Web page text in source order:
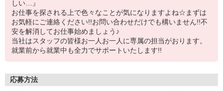
しい…』
お仕事を探される上で色々なことが気になりますよね☆まずは
お気軽にご連絡ください!!お問い合わせだけでも構いません!!不
安を解消してお仕事始めましょう♪
当社はスタッフの皆様お一人お一人に専属の担当がおります。
就業前から就業中も全力でサポートいたします!!
応募方法